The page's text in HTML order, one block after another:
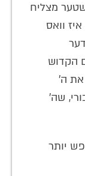
מצליח
וואס
הקדוש
ה׳
שה'
יותר